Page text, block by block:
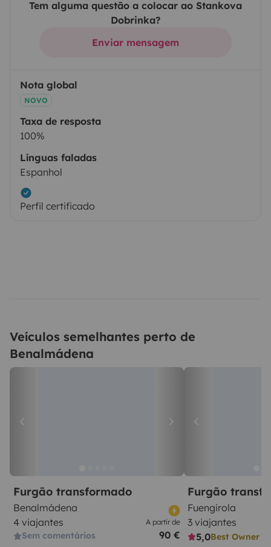
Tem alguma questão a colocar ao Stankova
Dobrinka?
Enviar mensagem
Nota global
NOVO
Taxa de resposta
100%
Línguas faladas
Espanhol
Perfil certificado
Veículos semelhantes perto de
Benalmádena
Furgão transformado
Benalmádena
4 viajantes
Sem comentários
A partir de
90 €
Furgão
Fuengirola
3 viajantes
5,0Best Owner